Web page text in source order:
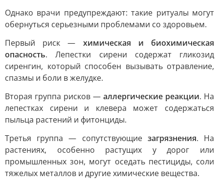
Однако врачи предупреждают: такие ритуалы могут
обернуться серьезными проблемами со здоровьем.
Первый риск — химическая и биохимическая
опасность. Лепестки сирени содержат гликозид
сиренгин, который способен вызывать отравление,
спазмы и боли в желудке.
Вторая группа рисков — аллергические реакции. На
лепестках сирени и клевера может содержаться
пыльца растений и фитонциды.
Третья группа — сопутствующие загрязнения. На
растениях, особенно растущих у дорог или
промышленных зон, могут оседать пестициды, соли
тяжелых металлов и другие химические вещества.